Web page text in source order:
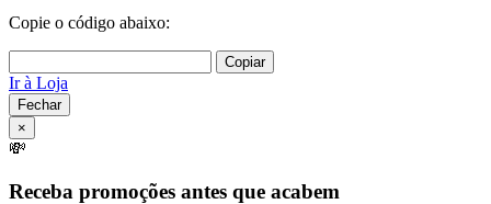
Copie o código abaixo:
Copiar
Ir à Loja
Fechar
×
💸
Receba promoções antes que acabem